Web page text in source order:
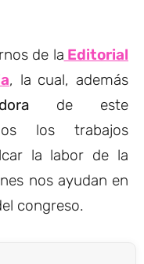
de la Editorial
, la cual, además
de este
los trabajos
la labor de la
nos ayudan en
congreso.